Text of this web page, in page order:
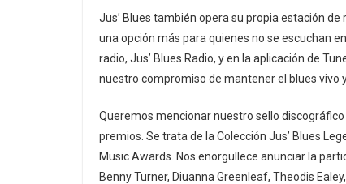
Jus’ Blues también opera su propia estación
una opción más para quienes no se escuchan
radio, Jus’ Blues Radio, y en la aplicación de
nuestro compromiso de mantener el blues vivo
Queremos mencionar nuestro sello
premios. Se trata de la Colección Jus’ Blues
Music Awards. Nos enorgullece anunciar la
Benny Turner, Diuanna Greenleaf, Theodis